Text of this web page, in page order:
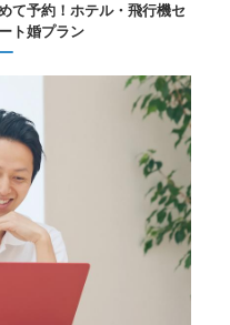
て予約！ホテル・飛行機セ
ト婚プラン